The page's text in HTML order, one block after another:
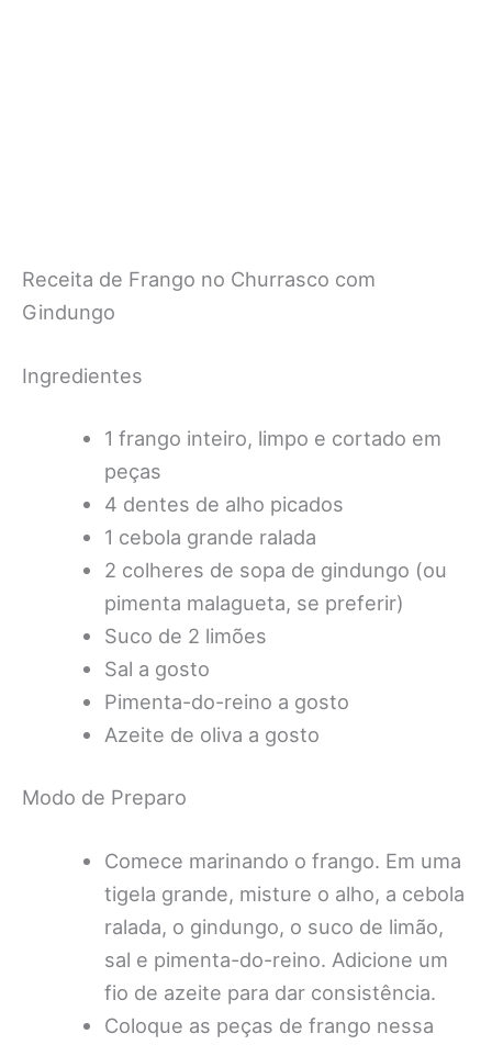
Receita de Frango no Churrasco com
Gindungo
Ingredientes
1 frango inteiro, limpo e cortado em
peças
4 dentes de alho picados
1 cebola grande ralada
2 colheres de sopa de gindungo (ou
pimenta malagueta, se preferir)
Suco de 2 limões
Sal a gosto
Pimenta-do-reino a gosto
Azeite de oliva a gosto
Modo de Preparo
Comece marinando o frango. Em uma
tigela grande, misture o alho, a cebola
ralada, o gindungo, o suco de limão,
sal e pimenta-do-reino. Adicione um
fio de azeite para dar consistência.
Coloque as peças de frango nessa